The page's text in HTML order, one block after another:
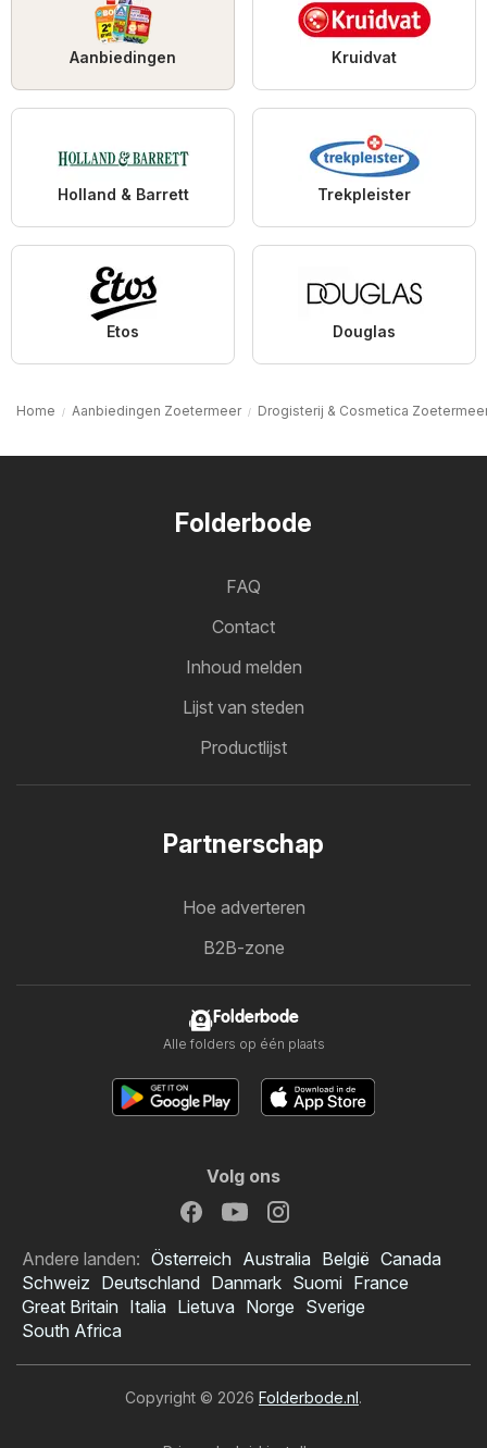
Aanbiedingen Kruidvat
Holland & Barrett Trekpleister
Etos Douglas
Home Aanbiedingen Zoetermeer Drogisterij & Cosmetica
Folderbode
FAQ
Contact
Inhoud melden
Lijst van steden
Productlijst
Partnerschap
Hoe adverteren
B2B-zone
Folderbode
Alle folders op één plaats
Volg ons
Andere landen: Österreich Australia België Canada
Schweiz Deutschland Danmark Suomi France
Great Britain Italia Lietuva Norge Sverige
South Africa
Copyright © 2026 Folderbode.nl.